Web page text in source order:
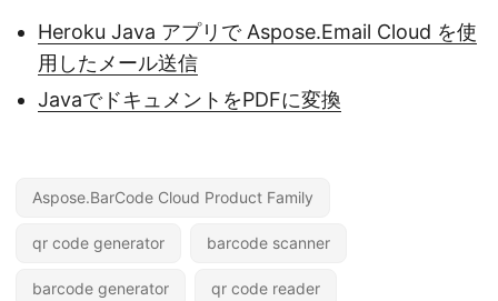
Heroku Java アプリで Aspose.Email Cloud を使
用したメール送信
JavaでドキュメントをPDFに変換
Aspose.BarCode Cloud Product Family
qr code generator barcode scanner
barcode generator qr code reader